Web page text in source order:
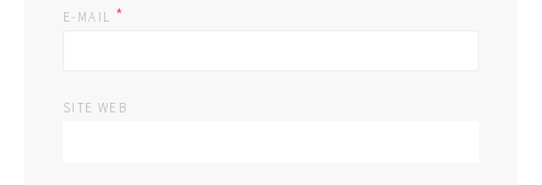
E-MAIL *
SITE WEB